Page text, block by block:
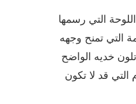
التي رسمها
التي تمنح وجهه
خديه الواضح
التي قد لا تكون